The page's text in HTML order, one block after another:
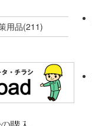
用品(211)